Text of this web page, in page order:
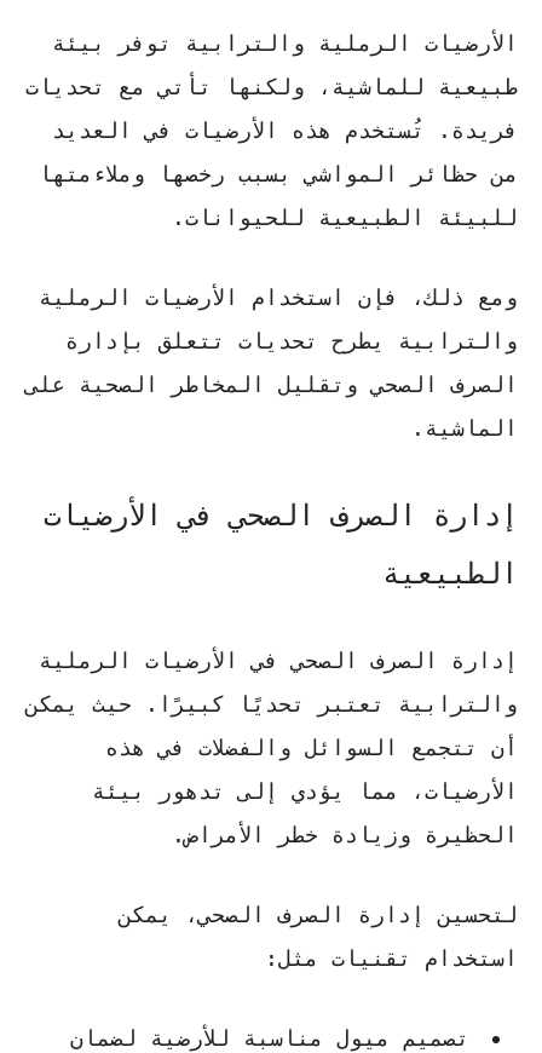
الأرضيات الرملية والترابية توفر بيئة
طبيعية للماشية، ولكنها تأتي مع تحديات
فريدة. تُستخدم هذه الأرضيات في العديد
من حظائر المواشي بسبب رخصها وملاءمتها
للبيئة الطبيعية للحيوانات.
ومع ذلك، فإن استخدام
الأرضيات الرملية
والترابية يطرح تحديات تتعلق بإدارة
الصرف الصحي وتقليل المخاطر الصحية على
الماشية.
إدارة الصرف الصحي في الأرضيات
الطبيعية
إدارة الصرف الصحي في
الأرضيات الرملية
والترابية تعتبر تحديًا كبيرًا. حيث يمكن
أن تتجمع السوائل والفضلات في هذه
الأرضيات، مما يؤدي إلى تدهور بيئة
الحظيرة وزيادة خطر الأمراض.
لتحسين إدارة الصرف الصحي، يمكن
استخدام تقنيات مثل:
تصميم ميول مناسبة للأرضية لضمان